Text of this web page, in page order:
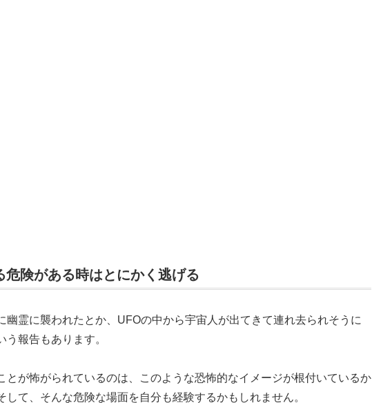
危険がある時はとにかく逃げる
幽霊に襲われたとか、UFOの中から宇宙人が出てきて連れ去られそうに
う報告もあります。
とが怖がられているのは、このような恐怖的なイメージが根付いているか
して、そんな危険な場面を自分も経験するかもしれません。